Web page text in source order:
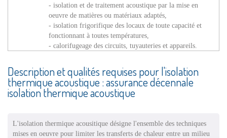
- isolation et de traitement acoustique par la mise en
oeuvre de matières ou matériaux adaptés,
- isolation frigorifique des locaux de toute capacité et
fonctionnant à toutes températures,
- calorifugeage des circuits, tuyauteries et appareils.
Description et qualités requises pour l'isolation
thermique acoustique : assurance décennale
isolation thermique acoustique
L'isolation thermique acousitique désigne l'ensemble des techniques
mises en oeuvre pour limiter les transferts de chaleur entre un milieu